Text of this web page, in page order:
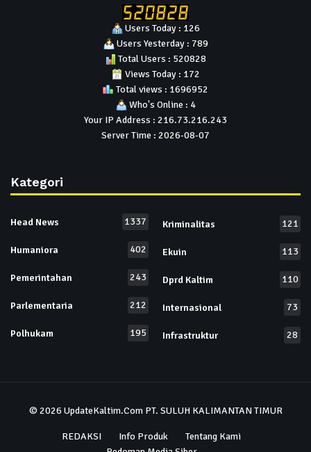
Users Today : 126
Users Yesterday : 789
Total Users : 520828
Views Today : 172
Total views : 1696952
Who's Online : 4
Your IP Address : 216.73.216.243
Server Time : 2026-08-07
Kategori
Head News 1337
Humaniora 402
Pemerintahan 243
Parlementaria 212
Polhukam 195
Kriminalitas 121
Ekuin 113
Dprd Kaltim 110
Internasional 73
Infrastruktur 28
© 2026 UpdateKaltim.ComPT. SULUH KALIMANTAN TIMUR
REDAKSI Info Produk
Tentang Kami